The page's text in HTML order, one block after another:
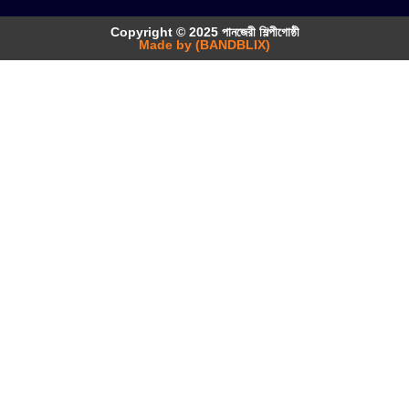
Copyright © 2025 পানজেরী শিল্পীগোষ্ঠী
Made by (BANDBLIX)